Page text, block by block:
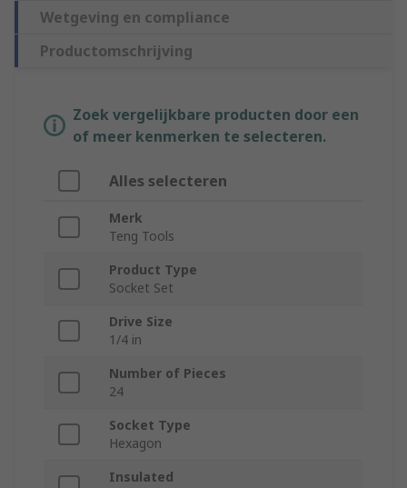
Wetgeving en compliance
Productomschrijving
Zoek vergelijkbare producten door een
of meer kenmerken te selecteren.
Alles selecteren
Merk
Teng Tools
Product Type
Socket Set
Drive Size
1/4 in
Number of Pieces
24
Socket Type
Hexagon
Insulated